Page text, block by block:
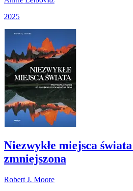
2025
Niezwykłe miejsca
zmniejszona
Robert J. Moore